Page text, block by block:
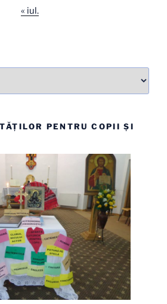
« iul.
PENTRU COPII ȘI